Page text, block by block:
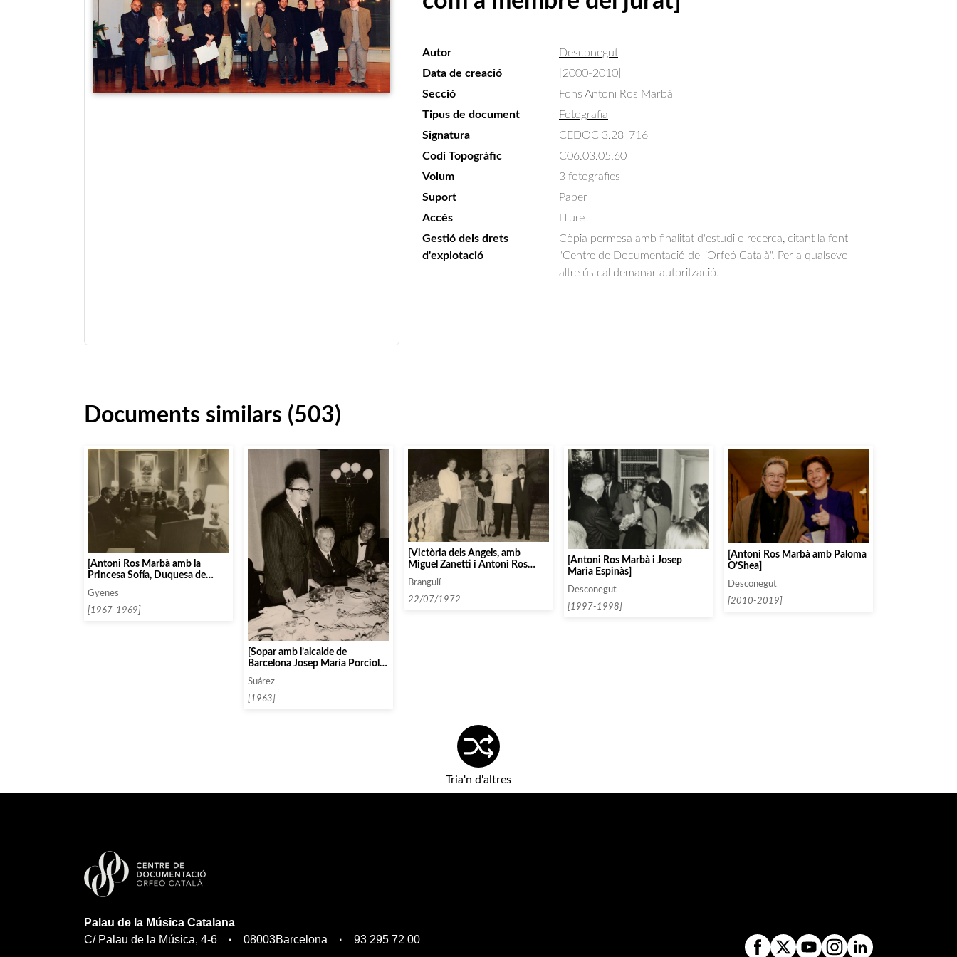
Autor
Desconegut
Data de creació
[2000-2010]
Secció
Fons Antoni Ros Marbà
Tipus de document
Fotografia
Signatura
CEDOC 3.28_716
Codi Topogràfic
C06.03.05.60
Volum
3 fotografies
Suport
Paper
Accés
Lliure
Gestió dels drets
d'explotació
Còpia permesa amb finalitat d'estudi o recerca, citant la font
"Centre de Documentació de l’Orfeó Català". Per a qualsevol
altre ús cal demanar autorització.
Documents similars (503)
[Antoni Ros Marbà amb la
Princesa Sofía, Duquesa de
Alba, Arthur Rubinstein, després
d’un concert de l’Orquestra
Ciutat de Barcelona al Teatro
Gyenes
[1967-1969]
[Sopar amb l’alcalde de
Barcelona Josep María Porcioles
i Jordi Roch ]
Suárez
[1963]
[Victòria dels Àngels, amb
Miguel Zanetti i Antoni Ros
Marbà, posant per les càmeres
en el marc del XVII Festival de
Senya Blanca]
Brangulí
22/07/1972
[Antoni Ros Marbà i Josep
Maria Espinàs]
Desconegut
[1997-1998]
[Antoni Ros Marbà amb Paloma
O’Shea]
Desconegut
[2010-2019]
Tria'n d'altres
Palau de la Música Catalana
C/ Palau de la Música, 4-6
08003Barcelona 93 295 72 00